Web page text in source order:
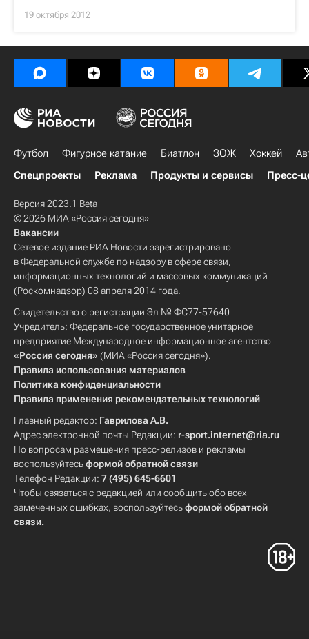
19 октября 2012
Футбол Фигурное катание Биатлон ЗОЖ Хоккей
Спецпроекты
Реклама Продукты и сервисы Пресс-
Версия 2023.1 Beta
© 2026 МИА «Россия сегодня»
Вакансии
Сетевое издание РИА Новости зарегистрировано
в Федеральной службе по надзору в сфере связи,
информационных технологий и массовых коммуникаций
(Роскомнадзор) 08 апреля 2014 года.
Свидетельство о регистрации Эл № ФС77-57640
Учредитель: Федеральное государственное унитарное
предприятие Международное информационное агентство
«Россия сегодня» (МИА «Россия сегодня»).
Правила использования материалов
Политика конфиденциальности
Правила применения рекомендательных технологий
Главный редактор: Гаврилова А.В.
Адрес электронной почты Редакции: r-sport.internet@ria.ru
По вопросам размещения пресс-релизов и рекламы
воспользуйтесьформой обратной связи
Телефон Редакции: 7 (495) 645-6601
Чтобы связаться с редакцией или сообщить обо всех
замеченных ошибках, воспользуйтесьформой обратной
связи.